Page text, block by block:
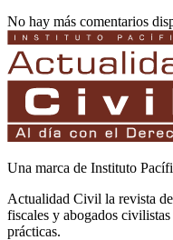
No hay más comentarios
Una marca de Instituto
Actualidad Civil la revista
fiscales y abogados
prácticas.